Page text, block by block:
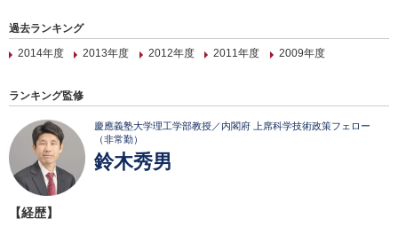
過去ランキング
2014年度
2013年度 2012年度 2011年度 2009年度
ランキング監修
慶應義塾大学理工学部教授／内閣府 上席科学技術政策フェロー
（非常勤）
鈴木秀男
【経歴】